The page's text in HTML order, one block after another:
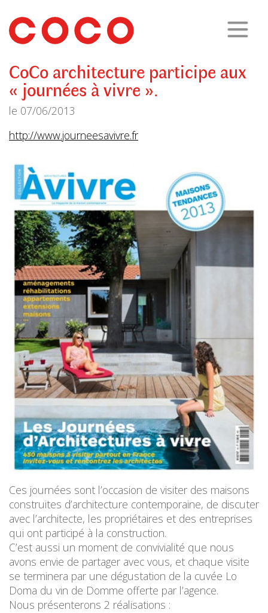
CoCo
Architecture
architecture,
urbanisme,
CoCo architecture participe aux
« journées à vivre ».
le 07/06/2013
http://www.journeesavivre.fr
Ces journées sont l’occasion de visiter des maisons
construites d’architecture contemporaine, de discuter
avec l’architecte, les propriétaires et des entreprises
qui ont participé à la construction.
C’est aussi un moment de convivialité que nous
avons envie de partager avec vous, et chaque visite
se terminera par une dégustation de la cuvée Lo
Doma du vin de Domme offerte par l’agence.
Nous présenterons 2 réalisations :